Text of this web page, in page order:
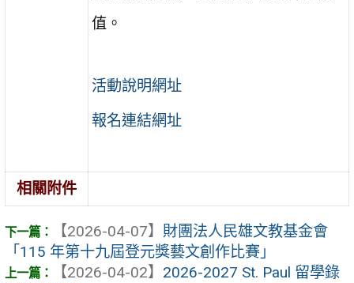
值。
活動說明網址
報名連結網址
相關附件
【2026-04-07】 財團法人民雄文教基金會
「115 年第十九屆登元獎藝文創作比賽」
【2026-04-02】 2026-2027 St. Paul 留學錄